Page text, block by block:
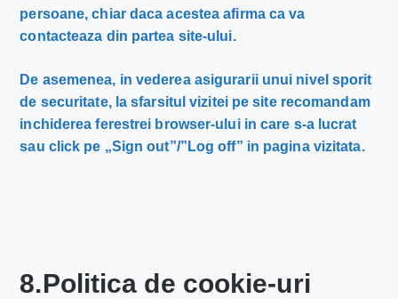
persoane, chiar daca acestea afirma ca va
contacteaza din partea site-ului.
De asemenea, in vederea asigurarii unui nivel sporit
de securitate, la sfarsitul vizitei pe site recomandam
inchiderea ferestrei browser-ului in care s-a lucrat
sau click pe „Sign out”/”Log off” in pagina vizitata.
8.Politica de cookie-uri